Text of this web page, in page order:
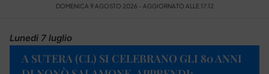
DOMENICA 9 AGOSTO 2026 - AGGIORNATO ALLE 17:12
Lunedi 7 luglio
A SUTERA (CL) SI CELEBRANO GLI 80 ANNI